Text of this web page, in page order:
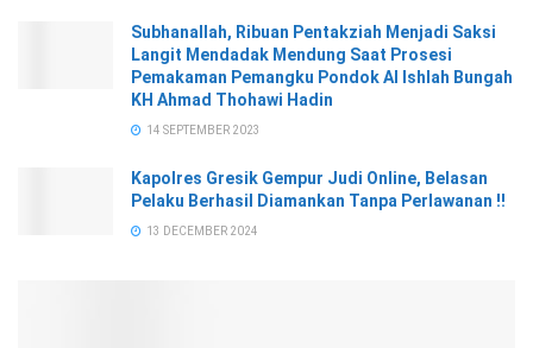
Subhanallah, Ribuan Pentakziah Menjadi Saksi
Langit Mendadak Mendung Saat Prosesi
Pemakaman Pemangku Pondok Al Ishlah Bungah
KH Ahmad Thohawi Hadin
14 SEPTEMBER 2023
Kapolres Gresik Gempur Judi Online, Belasan
Pelaku Berhasil Diamankan Tanpa Perlawanan !!
13 DECEMBER 2024